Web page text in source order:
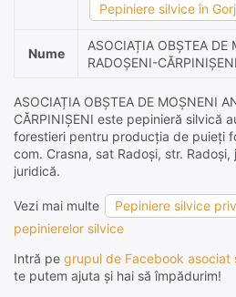
Pepiniere silvice în Gorj
Nume
ASOCIAȚIA OBȘTEA
RADOȘENI-
ASOCIAȚIA OBȘTEA DE MOȘNENI
CĂRPINIȘENI este pepinieră silvică
forestieri pentru producția de puieți
com. Crasna, sat Radoși, str. Radoși,
juridică.
Vezi mai multe Pepiniere silvice
pepinierelor silvice
Intră pe grupul de Facebook asociat
te putem ajuta și hai să împădurim!